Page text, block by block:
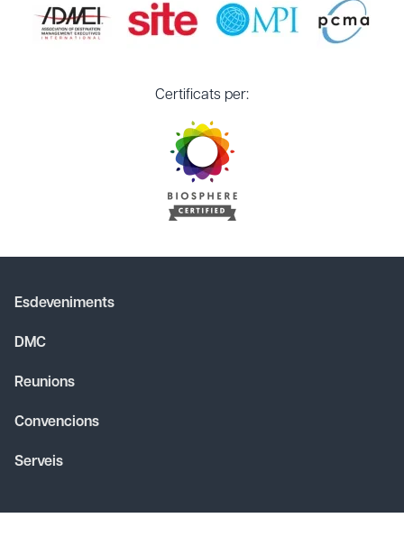
Certificats per:
Esdeveniments
DMC
Reunions
Convencions
Serveis